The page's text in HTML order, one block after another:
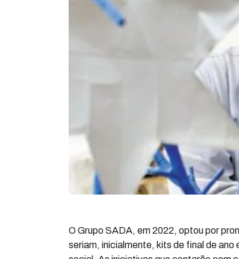
O Grupo SADA, em 2022, optou por
seriam, inicialmente, kits de final de